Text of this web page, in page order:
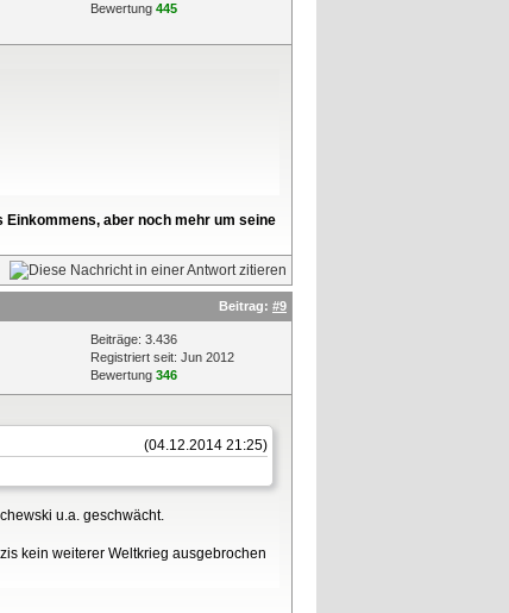
Bewertung 445
aber noch mehr um seine
Beitrag: #9
Beiträge: 3.436
Registriert seit: Jun 2012
Bewertung 346
(04.12.2014 21:25)
u.a. geschwächt.
kein weiterer Weltkrieg ausgebrochen